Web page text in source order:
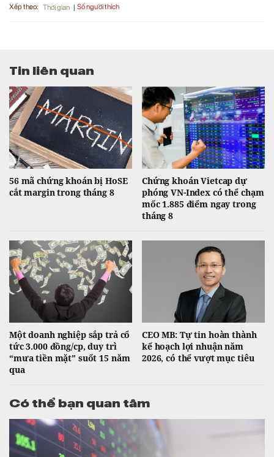
Xếp theo: Thời gian Số người thích
Tin liên quan
56 mã chứng khoán bị HoSE
cắt margin trong tháng 8
Chứng khoán Vietcap dự
phóng VN-Index có thể chạm
mốc 1.885 điểm ngay trong
tháng 8
Một doanh nghiệp sắp trả cổ
tức 3.000 đồng/cp, duy trì
“mưa tiền mặt” suốt 15 năm
qua
CEO MB: Tự tin hoàn thành
kế hoạch lợi nhuận năm
2026, có thể vượt mục tiêu
Có thể bạn quan tâm